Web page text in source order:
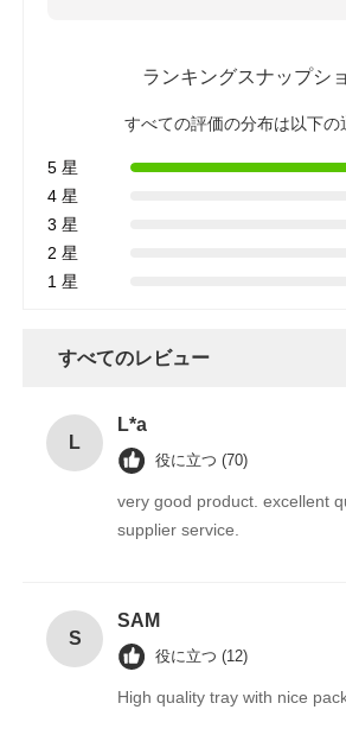
ランキングスナップシ
すべての評価の分布は以下の
5 星
4 星
3 星
2 星
1 星
すべてのレビュー
L
L*a
役に立つ (70)
very good product. excellent quality. very good
supplier service.
S
SAM
役に立つ (12)
High quality tray with nice